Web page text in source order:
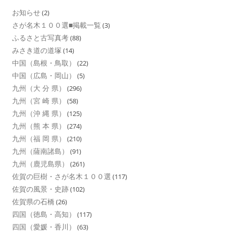
お知らせ(2)
さが名木１００選■掲載一覧 (3)
ふるさと古写真考(88)
みさき道の道塚 (14)
中国（島根・鳥取） (22)
中国（広島・岡山） (5)
九州（大 分 県） (296)
九州（宮 崎 県） (58)
九州（沖 縄 県） (125)
九州（熊 本 県） (274)
九州（福 岡 県） (210)
九州（薩南諸島） (91)
九州（鹿児島県） (261)
佐賀の巨樹・さが名木１００選 (117)
佐賀の風景・史跡(102)
佐賀県の石橋 (26)
四国（徳島・高知） (117)
四国（愛媛・香川） (63)